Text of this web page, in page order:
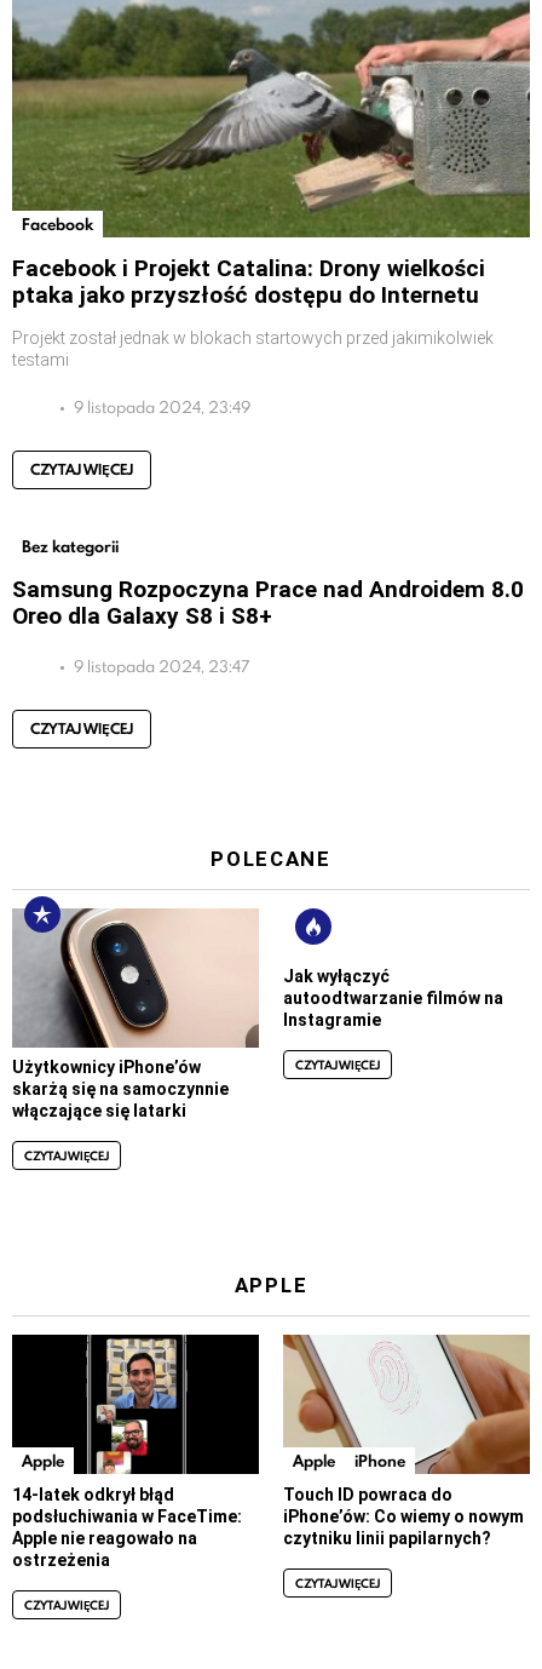
Facebook
Facebook i Projekt Catalina: Drony wielkości
ptaka jako przyszłość dostępu do Internetu
Projekt został jednak w blokach startowych przed jakimikolwiek
testami
9 listopada 2024, 23:49
CZYTAJ WIĘCEJ
Bez kategorii
Samsung Rozpoczyna Prace nad Androidem 8.0
Oreo dla Galaxy S8 i S8+
9 listopada 2024, 23:47
CZYTAJ WIĘCEJ
POLECANE
Użytkownicy iPhone’ów
skarżą się na samoczynnie
włączające się latarki
CZYTAJ WIĘCEJ
Jak wyłączyć
autoodtwarzanie filmów na
Instagramie
CZYTAJ WIĘCEJ
APPLE
Apple
14-latek odkrył błąd
podsłuchiwania w FaceTime:
Apple nie reagowało na
ostrzeżenia
CZYTAJ WIĘCEJ
Apple iPhone
Touch ID powraca do
iPhone’ów: Co wiemy o nowym
czytniku linii papilarnych?
CZYTAJ WIĘCEJ